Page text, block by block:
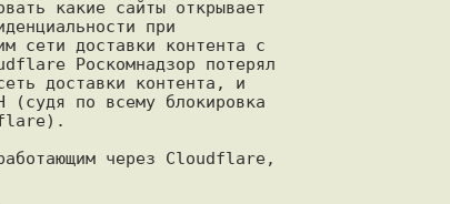
какие сайты открывает
при
сети доставки контента с
Роскомнадзор потерял
доставки контента, и
(судя по всему блокировка
через Cloudflare,